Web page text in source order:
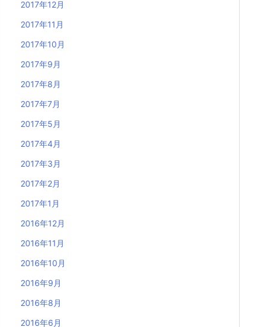
2017年12月
2017年11月
2017年10月
2017年9月
2017年8月
2017年7月
2017年5月
2017年4月
2017年3月
2017年2月
2017年1月
2016年12月
2016年11月
2016年10月
2016年9月
2016年8月
2016年6月